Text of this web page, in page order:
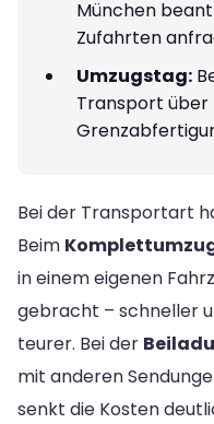
München
Zufahrten
Umzugstag:
Transport über
Bei der Transportart
Beim
in einem eigenen
gebracht – schneller
teurer. Bei der
mit anderen
senkt die Kosten